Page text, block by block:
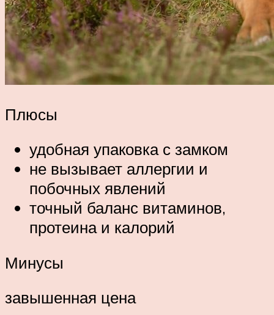
Плюсы
удобная упаковка с замком
не вызывает аллергии и
побочных явлений
точный баланс витаминов,
протеина и калорий
Минусы
завышенная цена